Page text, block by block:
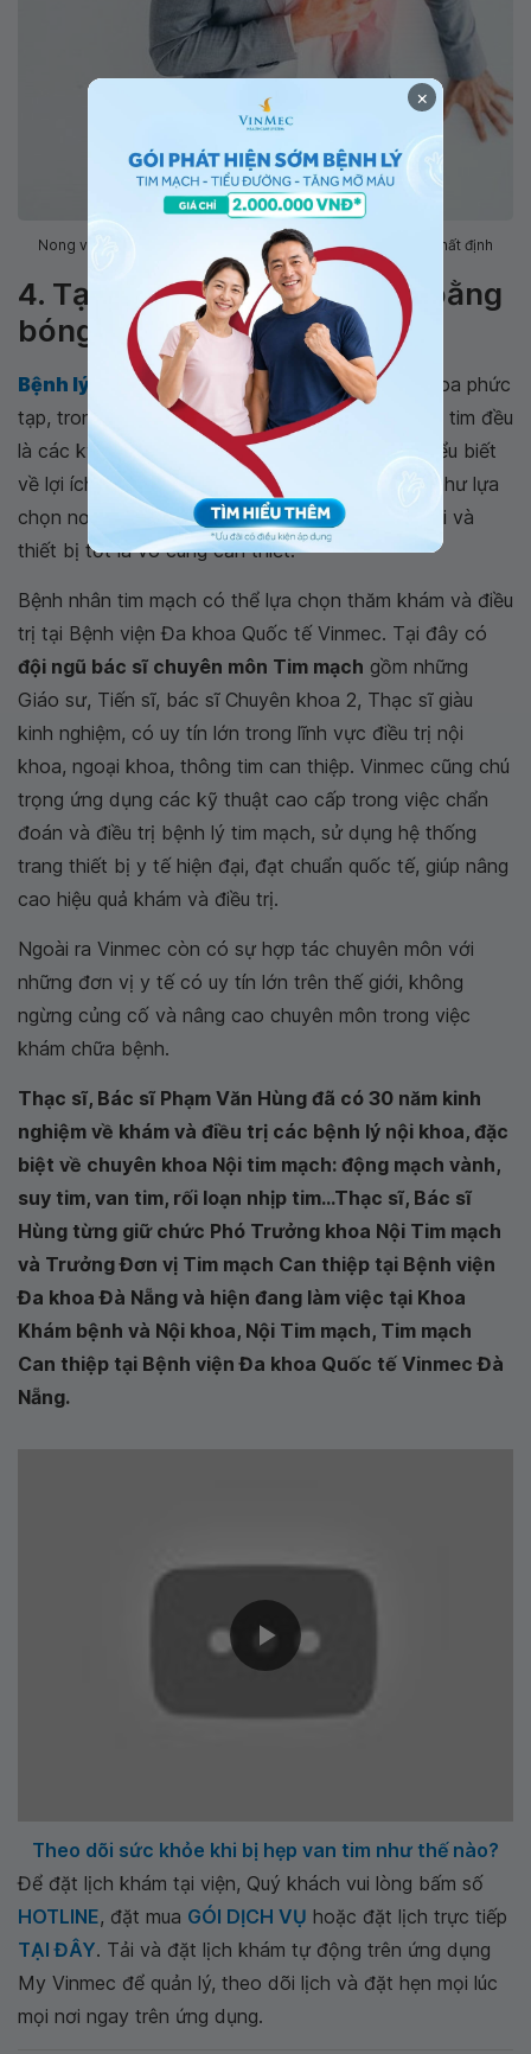
Nong van tim không hoàn toàn tránh khỏi các biến chứng nhất định
4. Tại sao nên nong van tim bằng
bóng qua da tại Vinmec?
Bệnh lý tim mạchnhìn chung là một chuyên khoa phức
tạp, trong đó, các can thiệp ngoại khoa trên van tim đều
là các kỹ thuật cao cấp, tinh vi. Vì vậy, những hiểu biết
về lợi ích và rủi ro khi can thiệp tim mạch, cũng như lựa
chọn nơi thực hiện đảm bảo uy tín, có bác sĩ giỏi và
thiết bị tốt là vô cùng cần thiết.
Bệnh nhân tim mạch có thể lựa chọn thăm khám và điều
trị tại Bệnh viện Đa khoa Quốc tế Vinmec. Tại đây có
đội ngũ bác sĩ chuyên môn Tim mạch gồm những
Giáo sư, Tiến sĩ, bác sĩ Chuyên khoa 2, Thạc sĩ giàu
kinh nghiệm, có uy tín lớn trong lĩnh vực điều trị nội
khoa, ngoại khoa, thông tim can thiệp. Vinmec cũng chú
trọng ứng dụng các kỹ thuật cao cấp trong việc chẩn
đoán và điều trị bệnh lý tim mạch, sử dụng hệ thống
trang thiết bị y tế hiện đại, đạt chuẩn quốc tế, giúp nâng
cao hiệu quả khám và điều trị.
Ngoài ra Vinmec còn có sự hợp tác chuyên môn với
những đơn vị y tế có uy tín lớn trên thế giới, không
ngừng củng cố và nâng cao chuyên môn trong việc
khám chữa bệnh.
Thạc sĩ, Bác sĩ Phạm Văn Hùng đã có 30 năm kinh
nghiệm về khám và điều trị các bệnh lý nội khoa, đặc
biệt về chuyên khoa Nội tim mạch: động mạch vành,
suy tim, van tim, rối loạn nhịp tim...Thạc sĩ, Bác sĩ
Hùng từng giữ chức Phó Trưởng khoa Nội Tim mạch
và Trưởng Đơn vị Tim mạch Can thiệp tại Bệnh viện
Đa khoa Đà Nẵng và hiện đang làm việc tại Khoa
Khám bệnh và Nội khoa, Nội Tim mạch, Tim mạch
Can thiệp tại Bệnh viện Đa khoa Quốc tế Vinmec Đà
Nẵng.
Theo dõi sức khỏe khi bị hẹp van tim như thế nào?
Để đặt lịch khám tại viện, Quý khách vui lòng bấm số
HOTLINE, đặt mua GÓI DỊCH VỤ hoặc đặt lịch trực tiếp
TẠI ĐÂY. Tải và đặt lịch khám tự động trên ứng dụng
My Vinmec để quản lý, theo dõi lịch và đặt hẹn mọi lúc
mọi nơi ngay trên ứng dụng.
×